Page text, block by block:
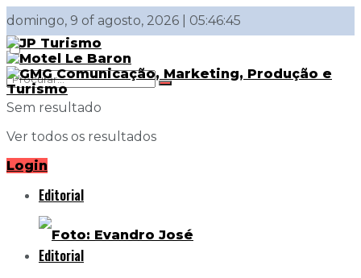
domingo, 9 of agosto, 2026 | 05:46:45
Sem resultado
Ver todos os resultados
Login
Editorial
Editorial